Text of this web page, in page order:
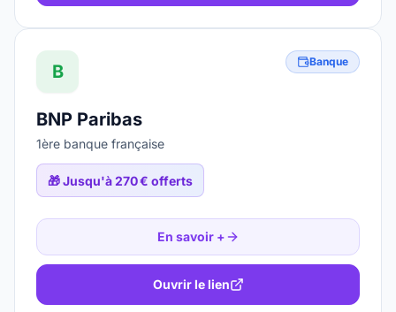
B Banque
BNP Paribas
1ère banque française
🎁Jusqu'à 270 € offerts
En savoir +
Ouvrir le lien